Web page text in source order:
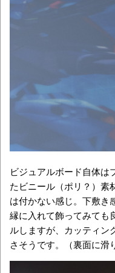
ビジュアルボード自体は
たビニール（ポリ？）素
は付かない感じ。下敷き
縁に入れて飾ってみても
ルしますが、カッティン
さそうです。（裏面に滑